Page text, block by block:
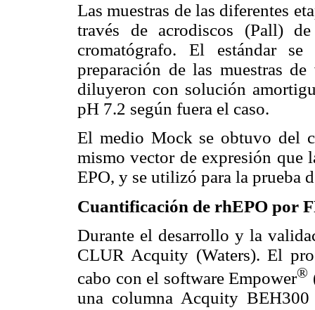
Las muestras de las diferentes
través de acrodiscos (Pall)
cromatógrafo. El estándar
preparación de las muestras
diluyeron con solución
pH 7.2 según fuera el caso.
El medio Mock se obtuvo del
mismo vector de expresión que
EPO, y se utilizó para la prueba
Cuantificación de rhEPO por
Durante el desarrollo y la
CLUR Acquity (Waters). El
cabo con el software Empower®
una columna Acquity